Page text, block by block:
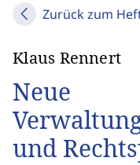
Zurück zum
Klaus Rennert
Neue
und